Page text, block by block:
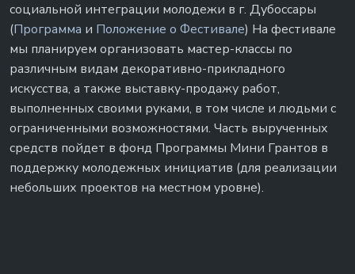
социальной интеграции молодежи в г. Дубоссары
(Программа и Положение о Фестивале) На фестивале
мы планируем организовать мастер-классы по
различным видам декоративно-прикладного
искусства, а также выставку-продажу работ,
выполненных своими руками, в том числе и людьми с
ограниченными возможностями. Часть вырученных
средств пойдет в фонд Программы Мини Грантов в
поддержку молодежных инициатив (для реализации
небольших проектов на местном уровне).